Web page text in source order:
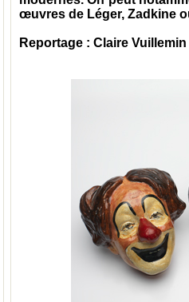
œuvres de Léger, Zadkine
Reportage : Claire Vuillemin